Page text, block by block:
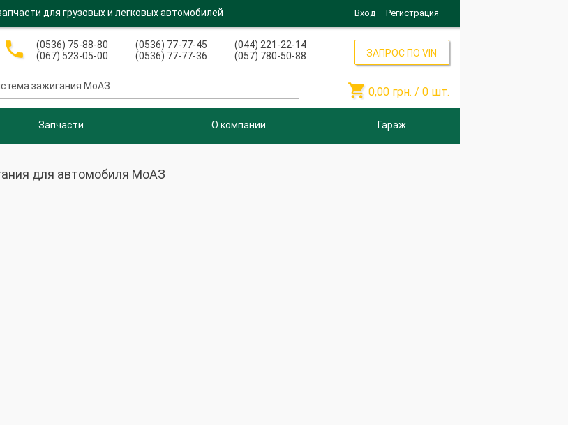
для грузовых и легковых автомобилей Вход Регистрация

(0536) 75-88-80
(067) 523-05-00
(0536) 77-77-45
(0536) 77-77-36
(044) 221-22-14
(057) 780-50-88
ЗАПРОС ПО VIN
 0,00 грн. / 0 шт.
Запчасти О компании Гараж
для автомобиля МоАЗ